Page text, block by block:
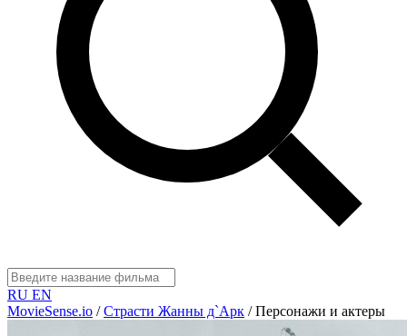
RU EN
MovieSense.io / Страсти Жанны д`Арк / Персонажи и актеры